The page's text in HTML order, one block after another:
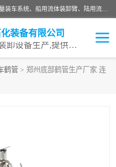
连云港深达石化装备有限公司是从事定量装车系统、船用流体装卸臂、陆用流体装卸臂（鹤管）、活动梯、钢构平台等全系列流体装卸设备的设计、制造、销售以及服务的专业供应商。公司始终以客户为中心，密切跟踪国内外油气储运及装卸设备先进技术的发展，以先进的技术、优质的产品、一流的服务，满足客户需求。
装备有限公司
专业从事流体装卸设备生产,提供全面解决方案，生产与定制服务
鹤管 > 郑州底部鹤管生产厂家 连
输油臂